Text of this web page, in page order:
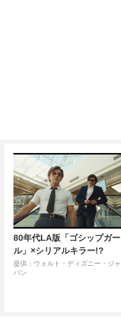
80年代LA版「ゴシップガー
ル」×シリアルキラー!?
提供：ウォルト・ディズニー・ジャ
パン